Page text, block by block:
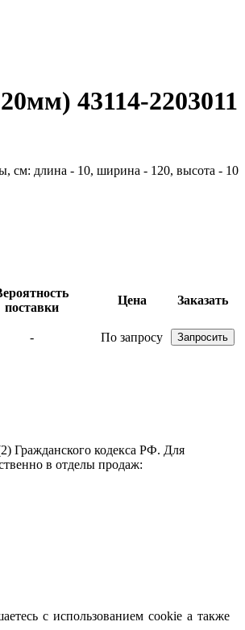
43114-2203011
см: длина - 10, ширина - 120, высота - 10
поставки
Цена Заказать
-
По запросу
Гражданского кодекса РФ. Для
в отделы продаж:
с использованием cookie а также